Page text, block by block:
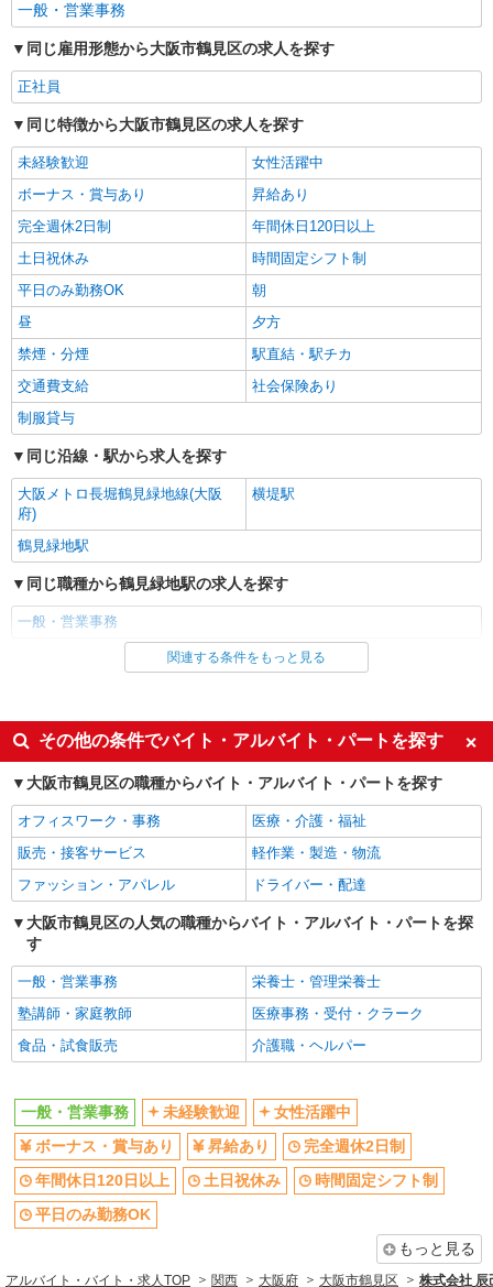
一般・営業事務
同じ雇用形態から大阪市鶴見区の求人を探す
正社員
同じ特徴から大阪市鶴見区の求人を探す
未経験歓迎
女性活躍中
ボーナス・賞与あり
昇給あり
完全週休2日制
年間休日120日以上
土日祝休み
時間固定シフト制
平日のみ勤務OK
朝
昼
夕方
禁煙・分煙
駅直結・駅チカ
交通費支給
社会保険あり
制服貸与
同じ沿線・駅から求人を探す
大阪メトロ長堀鶴見緑地線(大阪
府)
横堤駅
鶴見緑地駅
同じ職種から鶴見緑地駅の求人を探す
一般・営業事務
同じ雇用形態から鶴見緑地駅の求人を探す
同じ特徴から鶴見緑地駅の求人を探す
未経験歓迎
女性活躍中
ボーナス・賞与あり
昇給あり
完全週休2日制
年間休日120日以上
土日祝休み
時間固定シフト制
平日のみ勤務OK
朝
昼
夕方
禁煙・分煙
駅直結・駅チカ
交通費支給
社会保険あり
制服貸与
同じ職種から求人を探す
オフィスワーク・事務
一般・営業事務
同じ特徴から求人を探す
未経験歓迎
社会保険あり
関連する条件をもっと見る
その他の条件でバイト・アルバイト・パートを探す
大阪市鶴見区の職種からバイト・アルバイト・パートを探す
オフィスワーク・事務
医療・介護・福祉
販売・接客サービス
軽作業・製造・物流
ファッション・アパレル
ドライバー・配達
大阪市鶴見区の人気の職種からバイト・アルバイト・パートを探
す
一般・営業事務
栄養士・管理栄養士
塾講師・家庭教師
医療事務・受付・クラーク
食品・試食販売
介護職・ヘルパー
一般・営業事務 未経験歓迎
女性活躍中
ボーナス・賞与あり
昇給あり
完全週休2日制
年間休日120日以上
土日祝休み
時間固定シフト制
平日のみ勤務OK
もっと見る
アルバイト・バイト・求人TOP 関西 大阪府 大阪市鶴見区 株式会社 辰